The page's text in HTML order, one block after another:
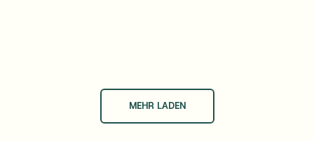
MEHR LADEN